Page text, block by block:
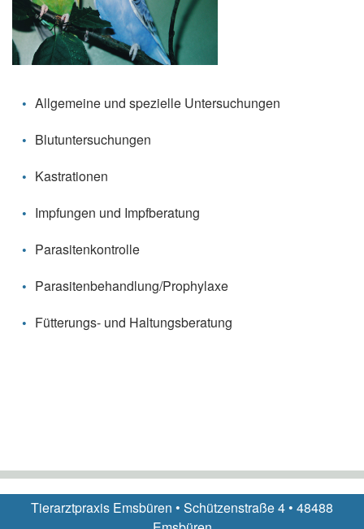
Allgemeine und spezielle Untersuchungen
Blutuntersuchungen
Kastrationen
Impfungen und Impfberatung
Parasitenkontrolle
Parasitenbehandlung/Prophylaxe
Fütterungs- und Haltungsberatung
Tierarztpraxis Emsbüren • Schützenstraße 4 • 48488